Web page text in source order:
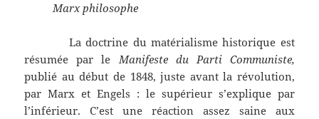
Marx philosophe
La doctrine du matérialisme historique est
résumée par leManifeste du Parti Communiste,
publié au début de 1848, juste avant la révolution,
par Marx et Engels : le supérieur s’explique par
l’inférieur. C’est une réaction assez saine aux